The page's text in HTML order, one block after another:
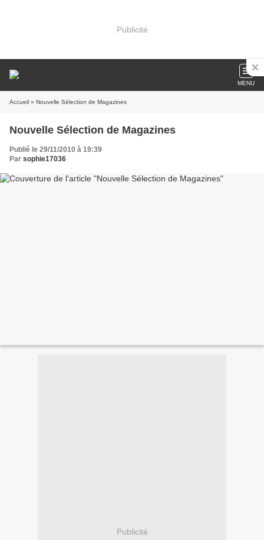
Publicité
MENU
Accueil » Nouvelle Sélection de Magazines
Nouvelle Sélection de Magazines
Publié le 29/11/2010 à 19:39
Par sophie17036
Publicité